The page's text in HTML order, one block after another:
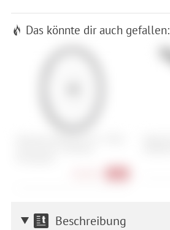
Das könnte dir auch gefallen:
Beschreibung